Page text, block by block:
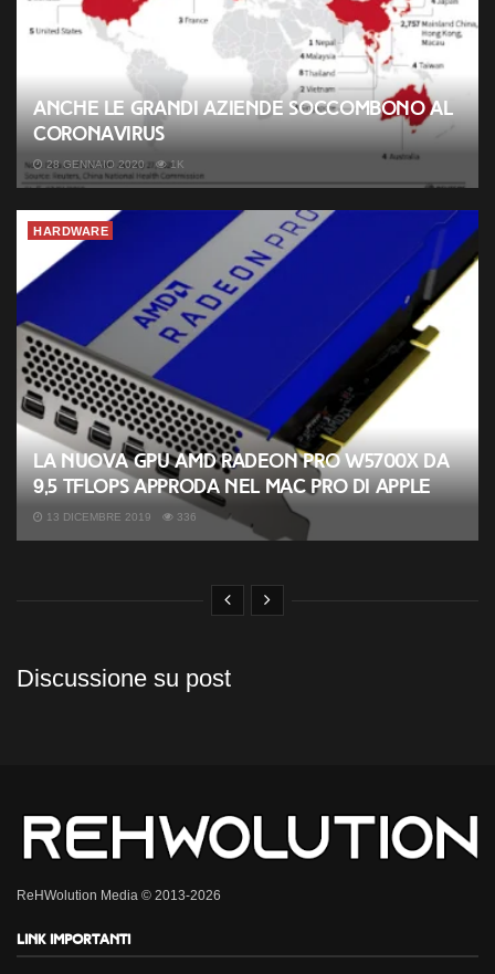
Anche le grandi aziende soccombono al
coronavirus
28 GENNAIO 2020 1K
HARDWARE
La nuova GPU AMD Radeon Pro W5700X da
9,5 TFLOPS approda nel Mac Pro di Apple
13 DICEMBRE 2019 336
Discussione su post
ReHWolution Media © 2013-2026
Link importanti